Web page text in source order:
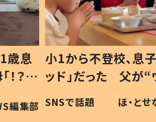
歳息
？」
編集部
小1から不登校、息
ッド」だった 父が
作り続ける理由と
#令和の子
SNSで話題 ほ・と